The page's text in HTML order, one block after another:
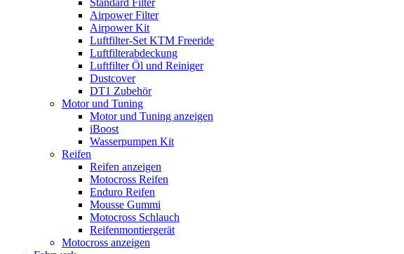
Standard Filter
Airpower Filter
Airpower Kit
Luftfilter-Set KTM Freeride
Luftfilterabdeckung
Luftfilter Öl und Reiniger
Dustcover
DT1 Zubehör
Motor und Tuning
Motor und Tuning anzeigen
iBoost
Wasserpumpen Kit
Reifen
Reifen anzeigen
Motocross Reifen
Enduro Reifen
Mousse Gummi
Motocross Schlauch
Reifenmontiergerät
Motocross anzeigen